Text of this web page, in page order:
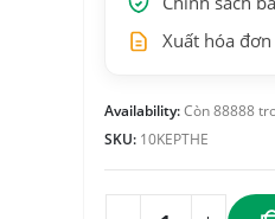
Xuất hóa đơn
Availability:Còn 88888
SKU: 10KEPTHE